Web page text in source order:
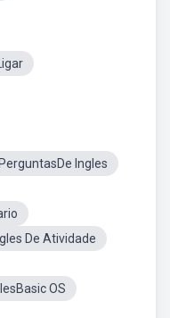
PerguntasDe Ingles
De Atividade
OS